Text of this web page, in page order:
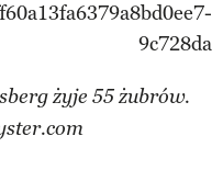
żyje 55 żubrów.